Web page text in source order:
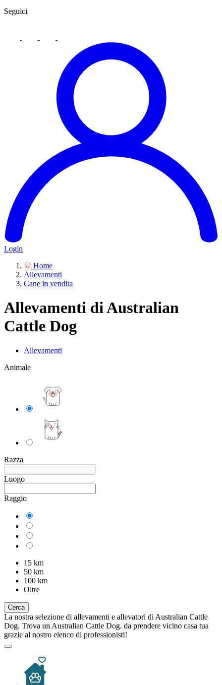
Seguici
Login
Home
Allevamenti
Cane in vendita
Allevamenti di Australian
Cattle Dog
Allevamenti
Animale
Razza
Luogo
Raggio
15 km
50 km
100 km
Oltre
Cerca
La nostra selezione di allevamenti e allevatori di Australian Cattle
Dog. Trova un Australian Cattle Dog. da prendere vicino casa tua
grazie al nostro elenco di professionisti!